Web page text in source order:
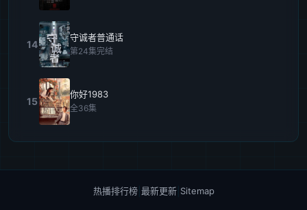
14
守诚者普通话
第24集完结
15
你好1983
全36集
热播排行榜| 最新更新| Sitemap